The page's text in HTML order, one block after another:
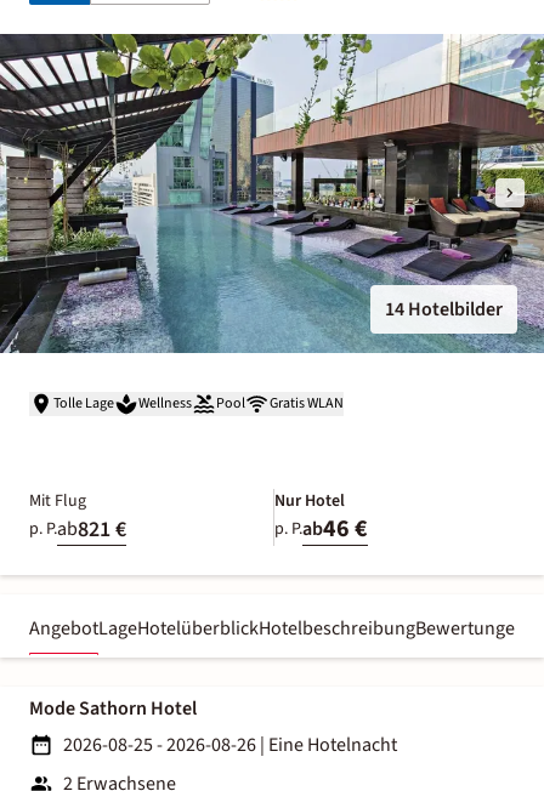
14 Hotelbilder
Tolle Lage Wellness Pool Gratis WLAN
Mit Flug
p. P.ab821 €
Nur Hotel
p. P.ab46 €
AngebotLageHotelüberblickHotelbeschreibungBewertungen
Mode Sathorn Hotel
2026-08-25 - 2026-08-26| Eine Hotelnacht
2 Erwachsene